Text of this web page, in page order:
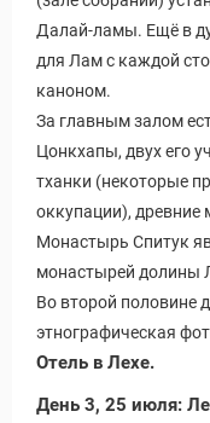
Далай-ламы. Ещё в
для Лам с каждой
каноном.
За главным залом
Цонкхапы, двух его
тханки (некоторые
оккупации), древние
Монастырь Спитук
монастырей долины
Во второй половине
этнографическая
Отель в Лехе.
День 3, 25 июля: